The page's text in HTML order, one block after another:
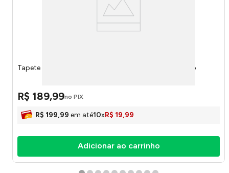
Tapete Sala Vener D10 100x150cm 231013010 -Tellaio
R$ 189,99no PIX
R$ 199,99 em até10xR$ 19,99
Adicionar ao carrinho